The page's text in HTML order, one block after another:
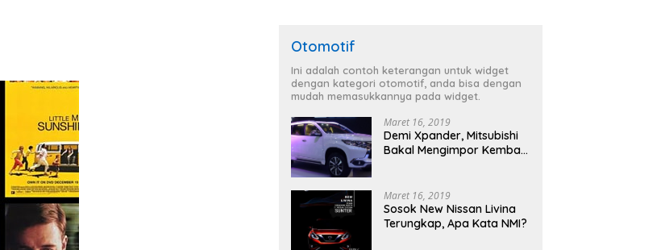
Otomotif
Ini adalah contoh keterangan untuk widget
dengan kategori otomotif, anda bisa dengan
mudah memasukkannya pada widget.
Maret 16, 2019
Demi Xpander, Mitsubishi
Bakal Mengimpor Kembali
Maret 16, 2019
Sosok New Nissan Livina
Terungkap, Apa Kata NMI?